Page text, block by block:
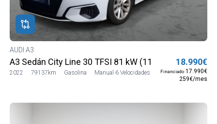
AUDI A3
A3 Sedán City Line 30 TFSI 81 kW (110 CV)
2022 79137km Gasolina Manual 6 Velocidades
18.990€
Financiado 17.990€
259€/mes